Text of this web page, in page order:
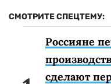
СМОТРИТЕ СПЕЦТЕМУ:
Россияне
сделают